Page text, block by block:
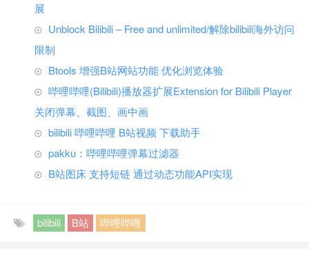
展
Unblock Bilibili – Free and unlimited/解除bilibili海外访问
限制
Btools 增强B站网站功能 优化浏览体验
哔哩哔哩(Bilibili)播放器扩展Extension for Bilibili Player
关闭弹幕、截图、画中画
bilibili 哔哩哔哩 B站视频 下载助手
pakku：哔哩哔哩弹幕过滤器
B站图床 支持短链 通过动态功能API实现
bilibili B站 哔哩哔哩